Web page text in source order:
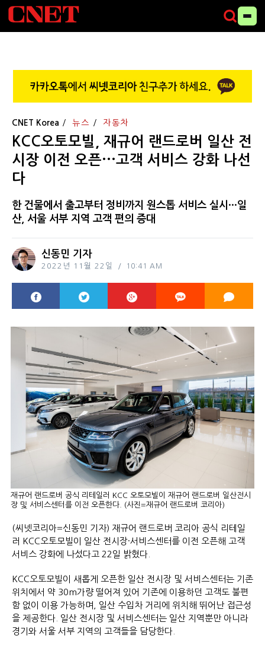
CNET Korea 뉴스 자동차
KCC오토모빌, 재규어 랜드로버 일산 전
시장 이전 오픈···고객 서비스 강화 나선
다
한 건물에서 출고부터 정비까지 원스톱 서비스 실시···일
산, 서울 서부 지역 고객 편의 증대
신동민 기자
2022년 11월 22일 10:41 AM
재규어 랜드로버 공식 리테일러 KCC 오토모빌이 재규어 랜드로버 일산전시
장 및 서비스센터를 이전 오픈한다. (사진=재규어 랜드로버 코리아)
(씨넷코리아=신동민 기자) 재규어 랜드로버 코리아 공식 리테일
러 KCC오토모빌이 일산 전시장·서비스센터를 이전 오픈해 고객
서비스 강화에 나섰다고 22일 밝혔다.
KCC오토모빌이 새롭게 오픈한 일산 전시장 및 서비스센터는 기존
위치에서 약 30m가량 떨어져 있어 기존에 이용하던 고객도 불편
함 없이 이용 가능하며, 일산 수입차 거리에 위치해 뛰어난 접근성
을 제공한다. 일산 전시장 및 서비스센터는 일산 지역뿐만 아니라
경기와 서울 서부 지역의 고객들을 담당한다.